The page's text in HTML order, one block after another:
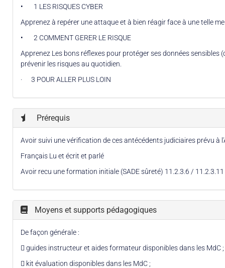
• 1 LES RISQUES CYBER
Apprenez à repérer une attaque et à bien réagir face à une telle
• 2 COMMENT GERER LE RISQUE
Apprenez Les bons réflexes pour protéger ses données
prévenir les risques au quotidien.
· 3 POUR ALLER PLUS LOIN
Prérequis
Avoir suivi une vérification de ces antécédents judiciaires prévu
Français Lu et écrit et parlé
Avoir recu une formation initiale (SADE sûreté) 11.2.3.6 /
Moyens et supports pédagogiques
De façon générale :
 guides instructeur et aides formateur disponibles dans les MdC ;
 kit évaluation disponibles dans les MdC ;